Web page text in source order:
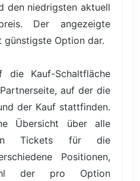
den niedrigsten aktuell
Der angezeigte
Option dar.
Kauf-Schaltfläche
auf der die
der Kauf stattfinden.
Übersicht über alle
Tickets für die
Positionen,
der pro Option